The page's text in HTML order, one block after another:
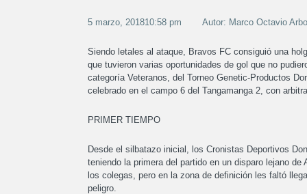
5 marzo, 201810:58 pm Autor: Marco Octavio
Siendo letales al ataque, Bravos FC consiguió una
que tuvieron varias oportunidades de gol que no
categoría Veteranos, del Torneo Genetic-Productos
celebrado en el campo 6 del Tangamanga 2, con
PRIMER TIEMPO
Desde el silbatazo inicial, los Cronistas Deportivos
teniendo la primera del partido en un disparo lejano
los colegas, pero en la zona de definición les faltó
peligro.